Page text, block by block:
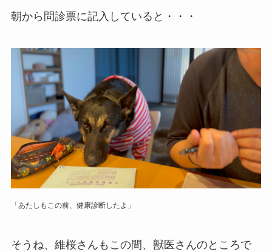
朝から問診票に記入していると・・・
「あたしもこの前、健康診断したよ」
そうね、維桜さんもこの間、獣医さんのところで